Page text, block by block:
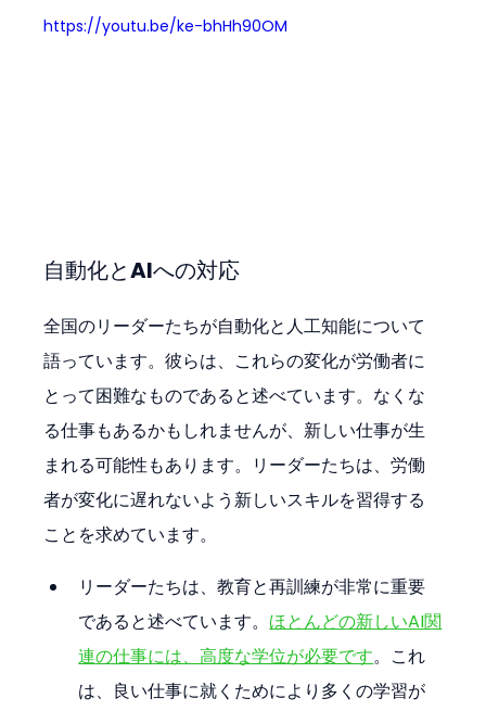
https://youtu.be/ke-bhHh90OM
自動化とAIへの対応
全国のリーダーたちが自動化と人工知能について
語っています。彼らは、これらの変化が労働者に
とって困難なものであると述べています。なくな
る仕事もあるかもしれませんが、新しい仕事が生
まれる可能性もあります。リーダーたちは、労働
者が変化に遅れないよう新しいスキルを習得する
ことを求めています。
リーダーたちは、教育と再訓練が非常に重要
であると述べています。 ほとんどの新しいAI関
連の仕事には、高度な学位が必要です。これ
は、良い仕事に就くためにより多くの学習が